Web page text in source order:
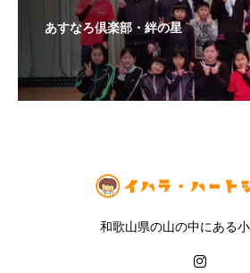
あすなろ倶楽部・絆の星
和歌山県の山の中にある